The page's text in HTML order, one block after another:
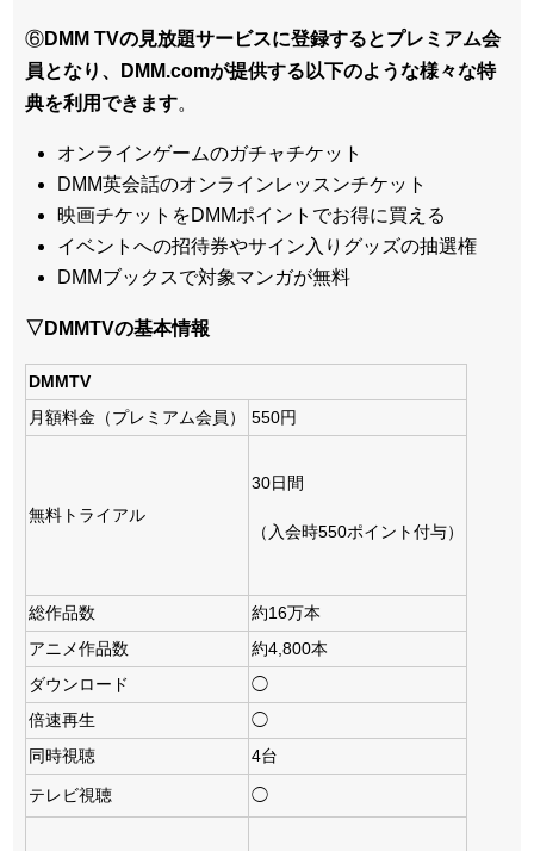
⑥DMM TVの見放題サービスに登録するとプレミアム会
員となり、DMM.comが提供する以下のような様々な特
典を利用できます。
オンラインゲームのガチャチケット
DMM英会話のオンラインレッスンチケット
映画チケットをDMMポイントでお得に買える
イベントへの招待券やサイン入りグッズの抽選権
DMMブックスで対象マンガが無料
▽DMMTVの基本情報
DMMTV
月額料金（プレミアム会員）
550円
無料トライアル
30日間
（入会時550ポイント付与）
総作品数
約16万本
アニメ作品数
約4,800本
ダウンロード
◯
倍速再生
◯
同時視聴
4台
テレビ視聴 ◯